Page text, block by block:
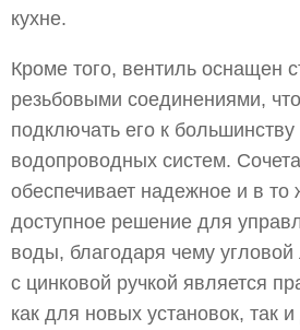
кухне.
Кроме того, вентиль оснащен
резьбовыми соединениями,
подключать его к
водопроводных систем.
обеспечивает надежное и в то
доступное решение для
воды, благодаря чему
с цинковой ручкой является
как для новых установок, так